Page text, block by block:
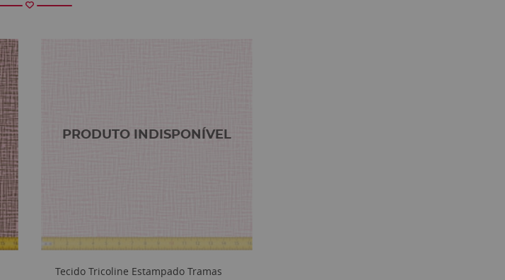
Tecido Tricoline Estampado Tramas